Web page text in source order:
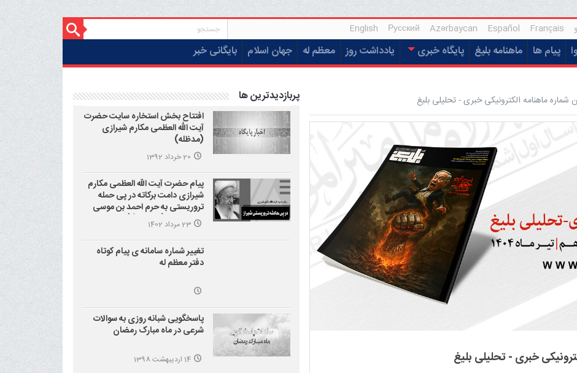
Français
Español
Azərbaycan
Русский
English
پیام ها ماهنامه بلیغ پایگاه خبری یادداشت روز معظم له جهان اسلام بایگانی خبر
ماهنامه الکترونیکی خبری - تحلیلی بلیغ
خبری - تحلیلی بلیغ
پربازدیدترین ها
افتتاح بخش استخاره سایت حضرت
آیت الله العظمی مکارم شیرازی
(مدظله)
20 خرداد 1392
پیام حضرت آیت الله العظمی مکارم
شیرازی دامت برکاته در پی حمله
تروریستی به حرم احمد بن موسی
علیه السلام (شاهچراغ)
23 مرداد 1402
تغییر شماره سامانه ی پیام کوتاه
دفتر معظم له
پاسخگویی شبانه روزی به سوالات
شرعی در ماه مبارک رمضان
14 اردیبهشت 1398